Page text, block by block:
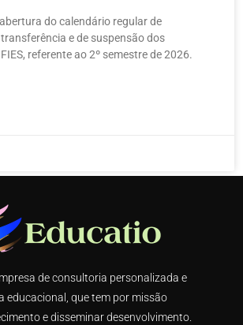
do calendário regular de
e de suspensão dos
referente ao 2º semestre de 2026.
de consultoria personalizada e
educacional, que tem por missão
e disseminar desenvolvimento.